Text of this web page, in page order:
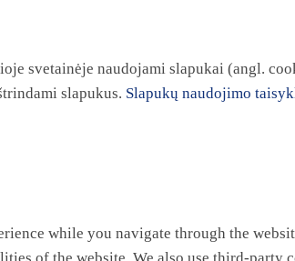
svetainėje naudojami slapukai (angl.
slapukus. Slapukų naudojimo
while you navigate through the